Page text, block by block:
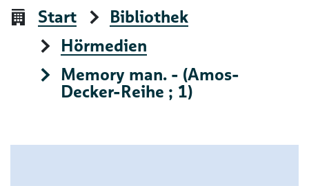
Start
Bibliothek
Hörmedien
Memory man. - (Amos-
Decker-Reihe ; 1)